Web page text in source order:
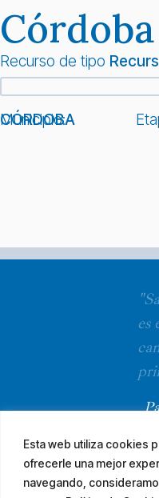
Esta web utiliza cookies
ofrecerle una mejor
navegando,
Córdoba
Recurso de tipo
Municipio:
CÓRDOBA
es